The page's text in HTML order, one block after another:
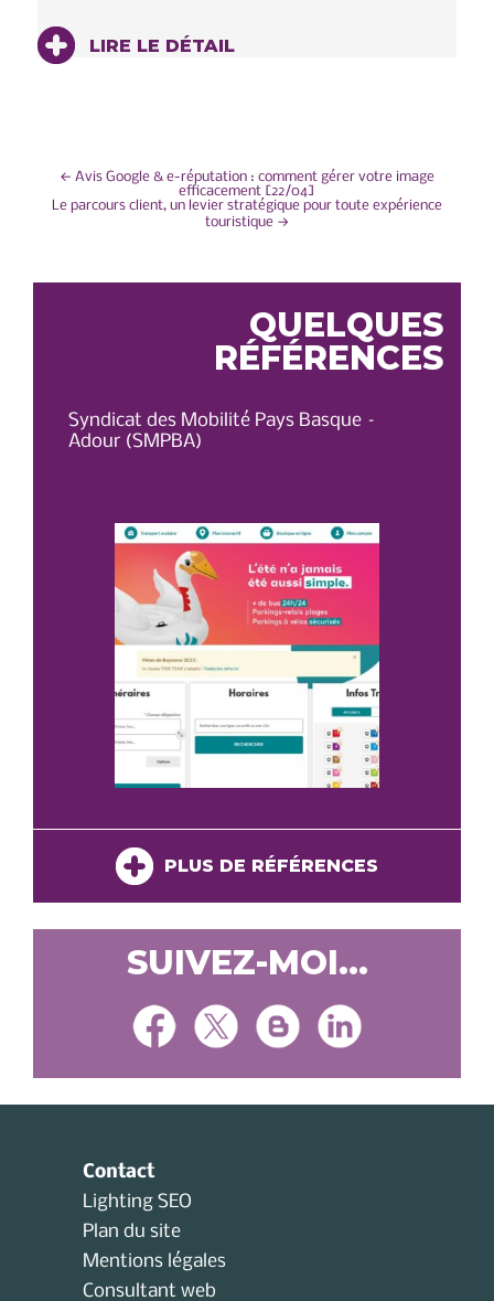
LIRE LE DÉTAIL
NAVIGATION
← Avis Google & e-réputation : comment gérer votre image
efficacement [22/04]
Le parcours client, un levier stratégique pour toute expérience
touristique →
QUELQUES
RÉFÉRENCES
Syndicat des Mobilité Pays Basque –
Adour (SMPBA)
PLUS DE RÉFÉRENCES
SUIVEZ-MOI...
Contact
Lighting SEO
Plan du site
Mentions légales
Consultant web